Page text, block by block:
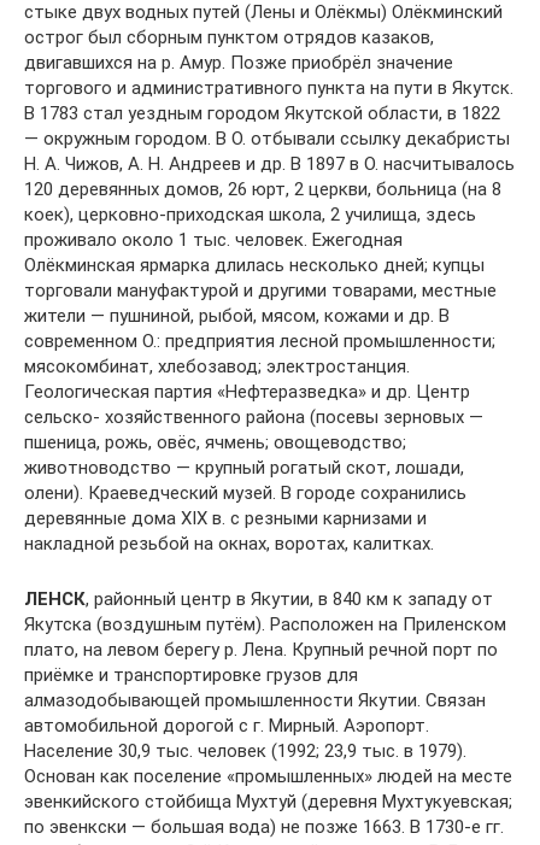
стыке двух водных путей (Лены и Олёкмы) Олёкминский
острог был сборным пунктом отрядов казаков,
двигавшихся на р. Амур. Позже приобрёл значение
торгового и административного пункта на пути в Якутск.
В 1783 стал уездным городом Якутской области, в 1822
— окружным городом. В О. отбывали ссылку декабристы
Н. А. Чижов, А. Н. Андреев и др. В 1897 в О. насчитывалось
120 деревянных домов, 26 юрт, 2 церкви, больница (на 8
коек), церковно-приходская школа, 2 училища, здесь
проживало около 1 тыс. человек. Ежегодная
Олёкминская ярмарка длилась несколько дней; купцы
торговали мануфактурой и другими товарами, местные
жители — пушниной, рыбой, мясом, кожами и др. В
современном О.: предприятия лесной промышленности;
мясокомбинат, хлебозавод; электростанция.
Геологическая партия «Нефтеразведка» и др. Центр
сельско- хозяйственного района (посевы зерновых —
пшеница, рожь, овёс, ячмень; овощеводство;
животноводство — крупный рогатый скот, лошади,
олени). Краеведческий музей. В городе сохранились
деревянные дома XIX в. с резными карнизами и
накладной резьбой на окнах, воротах, калитках.
ЛЕНСК, районный центр в Якутии, в 840 км к западу от
Якутска (воздушным путём). Расположен на Приленском
плато, на левом берегу р. Лена. Крупный речной порт по
приёмке и транспортировке грузов для
алмазодобывающей промышленности Якутии. Связан
автомобильной дорогой с г. Мирный. Аэропорт.
Население 30,9 тыс. человек (1992; 23,9 тыс. в 1979).
Основан как поселение «промышленных» людей на месте
эвенкийского стойбища Мухтуй (деревня Мухтукуевская;
по эвенкски — большая вода) не позже 1663. В 1730-е гг.